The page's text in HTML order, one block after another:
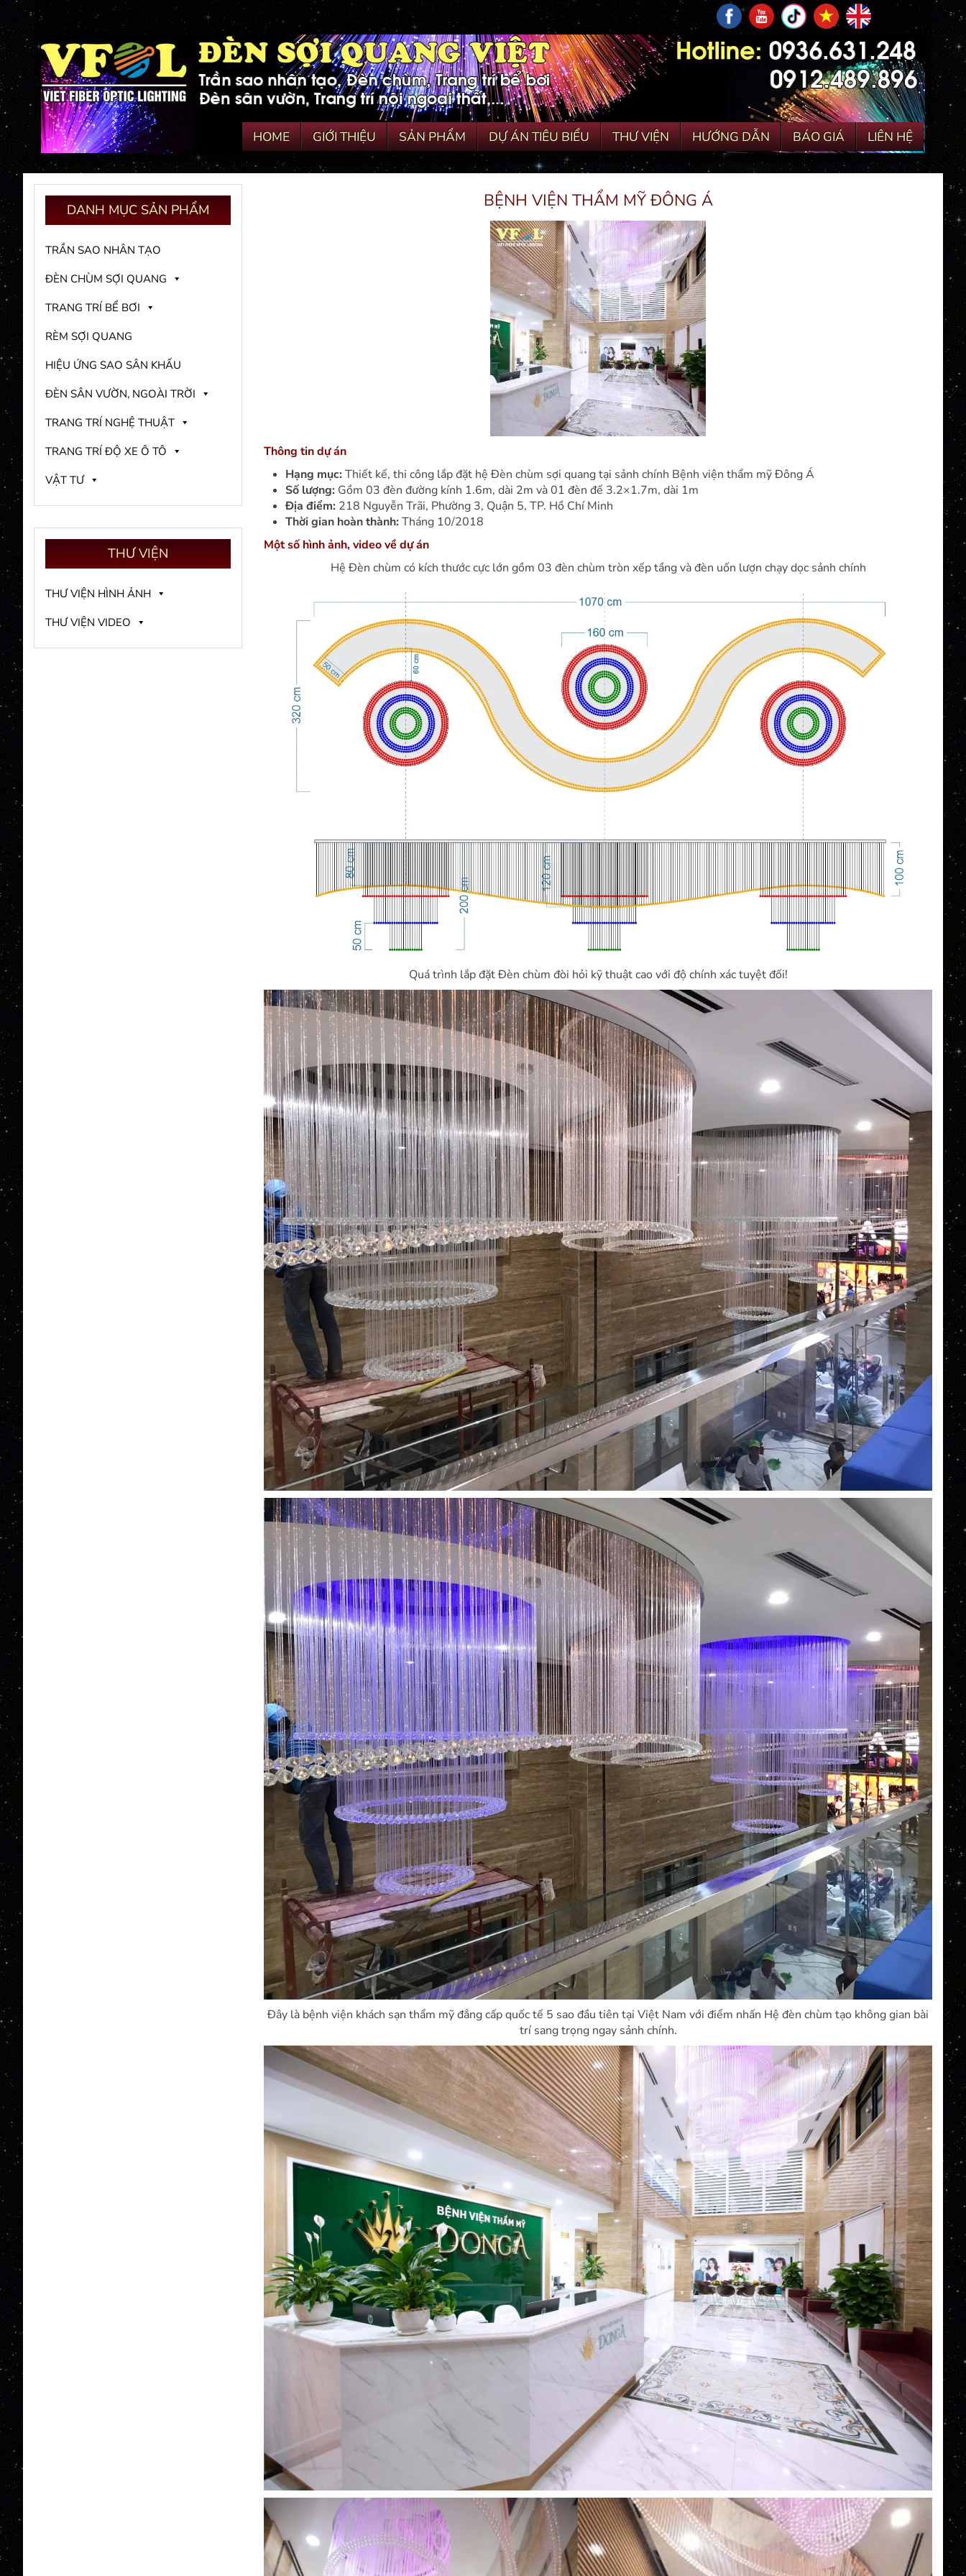
HOME GIỚI THIỆU SẢN PHẨM DỰ ÁN TIÊU BIỂU THƯ VIỆN HƯỚNG DẪN BÁO GIÁ LIÊN HỆ
BỆNH VIỆN THẨM MỸ ĐÔNG Á
Thông tin dự án
Hạng mục: Thiết kế, thi công lắp đặt hệ Đèn chùm sợi quang tại sảnh chính Bệnh viện thẩm mỹ Đông Á
Số lượng: Gồm 03 đèn đường kính 1.6m, dài 2m và 01 đèn đế 3.2×1.7m, dài 1m
Địa điểm: 218 Nguyễn Trãi, Phường 3, Quận 5, TP. Hồ Chí Minh
Thời gian hoàn thành: Tháng 10/2018
Một số hình ảnh, video về dự án
Hệ Đèn chùm có kích thước cực lớn gồm 03 đèn chùm tròn xếp tầng và đèn uốn lượn chạy dọc sảnh chính
Quá trình lắp đặt Đèn chùm đòi hỏi kỹ thuật cao với độ chính xác tuyệt đối!
Đây là bệnh viện khách sạn thẩm mỹ đẳng cấp quốc tế 5 sao đầu tiên tại Việt Nam với điểm nhấn Hệ đèn chùm tạo không gian bài
trí sang trọng ngay sảnh chính.
DANH MỤC SẢN PHẨM
TRẦN SAO NHÂN TẠO
ĐÈN CHÙM SỢI QUANG
TRANG TRÍ BỂ BƠI
RÈM SỢI QUANG
HIỆU ỨNG SAO SÂN KHẤU
ĐÈN SÂN VƯỜN, NGOÀI TRỜI
TRANG TRÍ NGHỆ THUẬT
TRANG TRÍ ĐỘ XE Ô TÔ
VẬT TƯ
THƯVIỆN
THƯ VIỆN HÌNH ẢNH
THƯ VIỆN VIDEO